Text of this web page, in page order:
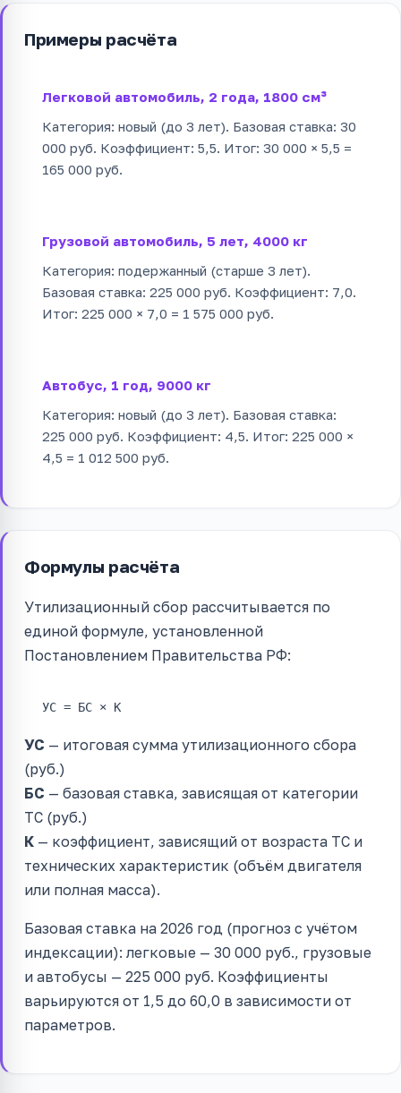
Примеры расчёта
Легковой автомобиль, 2 года, 1800 см³
Категория: новый (до 3 лет). Базовая ставка: 30
000 руб. Коэффициент: 5,5. Итог: 30 000 × 5,5 =
165 000 руб.
Грузовой автомобиль, 5 лет, 4000 кг
Категория: подержанный (старше 3 лет).
Базовая ставка: 225 000 руб. Коэффициент: 7,0.
Итог: 225 000 × 7,0 = 1 575 000 руб.
Автобус, 1 год, 9000 кг
Категория: новый (до 3 лет). Базовая ставка:
225 000 руб. Коэффициент: 4,5. Итог: 225 000 ×
4,5 = 1 012 500 руб.
Формулы расчёта
Утилизационный сбор рассчитывается по
единой формуле, установленной
Постановлением Правительства РФ:
УС = БС × К
УС — итоговая сумма утилизационного сбора
(руб.)
БС — базовая ставка, зависящая от категории
ТС (руб.)
К — коэффициент, зависящий от возраста ТС и
технических характеристик (объём двигателя
или полная масса).
Базовая ставка на 2026 год (прогноз с учётом
индексации): легковые — 30 000 руб., грузовые
и автобусы — 225 000 руб. Коэффициенты
варьируются от 1,5 до 60,0 в зависимости от
параметров.